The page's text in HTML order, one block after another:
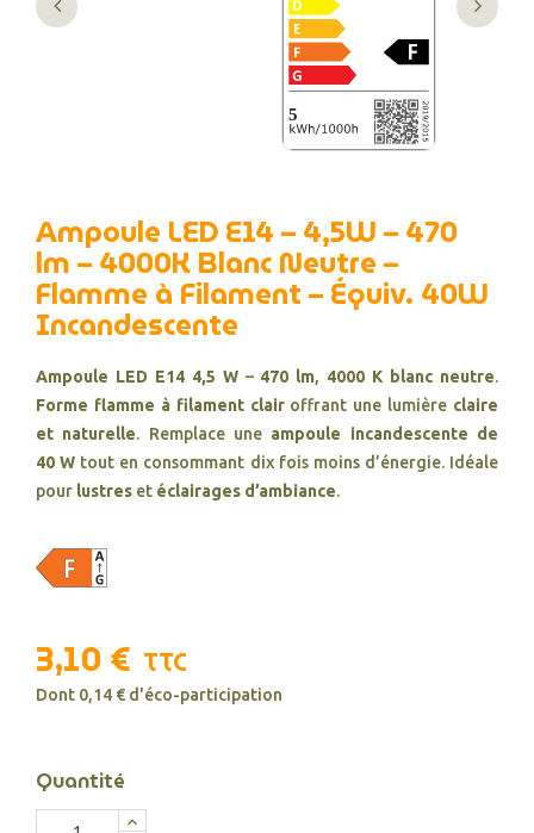
Ampoule LED E14 – 4,5W – 470
lm – 4000K Blanc Neutre –
Flamme à Filament – Équiv. 40W
Incandescente
Ampoule LED E14 4,5 W– 470 lm, 4000 K blanc neutre.
Forme flamme à filament clairoffrant une lumière claire
et naturelle. Remplace une ampoule incandescente de
40 W tout en consommant dix fois moins d’énergie. Idéale
pour lustres et éclairages d’ambiance.
3,10 € TTC
Dont 0,14 € d'éco-participation
Quantité